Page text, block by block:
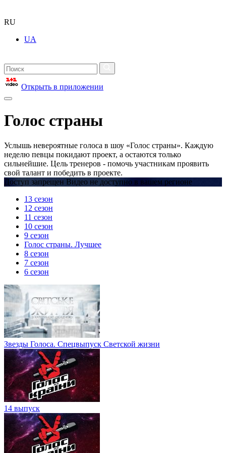
RU
UA
Открыть в приложении
Голос страны
Услышь невероятные голоса в шоу «Голос страны». Каждую
неделю певцы покидают проект, а остаются только
сильнейшие. Цель тренеров - помочь участникам проявить
свой талант и победить в проекте.
Доступ запрещен Видео не доступно в вашем регионе
13 сезон
12 сезон
11 сезон
10 сезон
9 сезон
Голос страны. Лучшее
8 сезон
7 сезон
6 сезон
Звезды Голоса. Спецвыпуск Светской жизни
14 выпуск